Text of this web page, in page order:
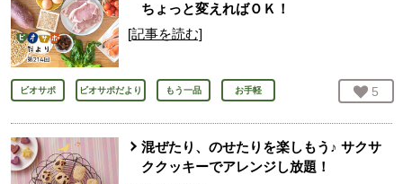
ちょっと変えればＯＫ！
[記事を読む]
ビオサポ ビオサポだより もう一品 お手軽 お気
5
混ぜたり、のせたりを楽しもう♪ サクサ
ククッキーでアレンジし放題！